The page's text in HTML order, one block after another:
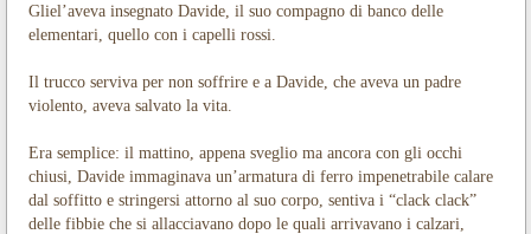
Gliel’aveva insegnato Davide, il suo compagno di banco delle
elementari, quello con i capelli rossi.
Il trucco serviva per non soffrire e a Davide, che aveva un padre
violento, aveva salvato la vita.
Era semplice: il mattino, appena sveglio ma ancora con gli occhi
chiusi, Davide immaginava un’armatura di ferro impenetrabile calare
dal soffitto e stringersi attorno al suo corpo, sentiva i “clack clack”
delle fibbie che si allacciavano dopo le quali arrivavano i calzari,